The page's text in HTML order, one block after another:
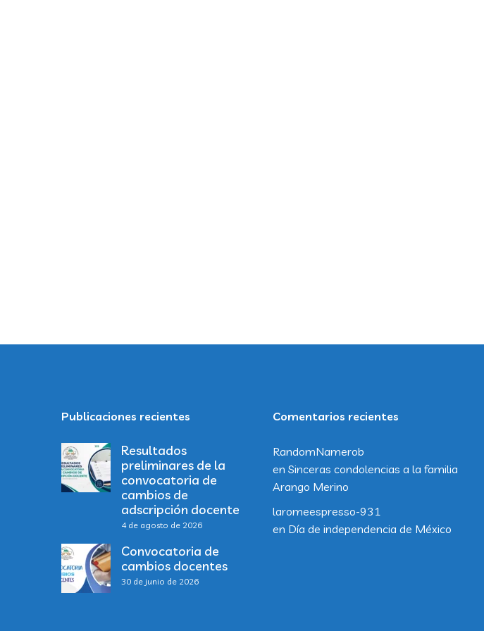
Publicaciones recientes
Resultados
preliminares de la
convocatoria de
cambios de
adscripción docente
4 de agosto de 2026
Convocatoria de
cambios docentes
30 de junio de 2026
Comentarios recientes
RandomNamerob
en Sinceras condolencias a la familia
Arango Merino
laromeespresso-931
en Día de independencia de México